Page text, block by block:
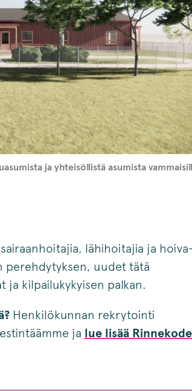
ja yhteisöllistä asumista
lähihoitajia ja
perehdytyksen, uudet tätä
ja kilpailukykyisen palkan.
Henkilökunnan rekrytointi
ja lue lisää